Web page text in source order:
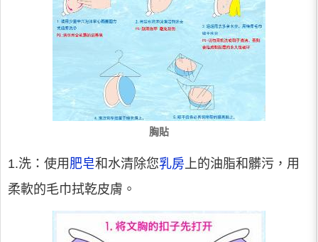
胸貼
1.洗：使用 肥皂和水清除您乳房上的油脂和髒污，用
柔軟的毛巾拭乾皮膚。